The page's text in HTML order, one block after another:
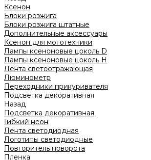
Ксенон
Блоки розжига
Блоки розжига штатные
Дополнительные аксессуары
Ксенон для мототехники
Лампы ксеноновые цоколь D
Лампы ксеноновые цоколь H
Лента светоотражающая
Люминометр
Переходники прикуривателя
Подсветка декоративная
Назад
Подсветка декоративная
Гибкий неон
Лента светодиодная
Логотипы светодиодные
Повторитель поворота
Пленка